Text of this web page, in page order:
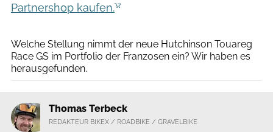
Partnershop kaufen.
Welche Stellung nimmt der neue Hutchinson Touareg
Race GS im Portfolio der Franzosen ein? Wir haben es
herausgefunden.
Thomas Terbeck
REDAKTEUR BIKEX / ROADBIKE / GRAVELBIKE